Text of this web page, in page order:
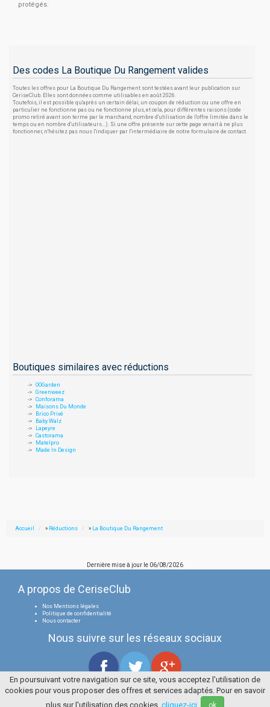
protégés.
Des codes La Boutique Du Rangement valides
Toutes les offres pour La Boutique Du Rangement sont testées avant leur publication sur
CeriseClub. Elles sont données comme utilisables en août 2026.
Toutefois, il est possible qu'après un certain délai, un coupon de réduction ou une offre en
particulier ne fonctionne pas ou ne fonctionne plus, et cela, pour différentes raisons (code
promo retiré avant son terme par le marchand, nombre d'utilisation de l'offre limitée dans le
temps ou en nombre d'utilisateurs...). Si une offre présente sur cette page venait à ne plus
fonctionner, n'hésitez pas nous l'indiquer par l'intermédiaire de notre formulaire de contact.
Boutiques similaires avec réductions
OOGarden
Greenweez
Conforama
Maisons Du Monde
Brico Privé
Baby Walz
Lapeyre
Castorama
Matelpro
Made In Design
Accueil » Réductions » La Boutique Du Rangement
Dernière mise à jour le 06/08/2026
A propos de CeriseClub
Nos Mentions légales
Politique de confidentialité
Nous contacter
Nous suivre sur les réseaux sociaux
Tous droits réservés
La Cerise Bleue 2006 / 2026
En poursuivant votre navigation sur ce site, vous acceptez l'utilisation de
cookies pour vous proposer des offres et services adaptés. Pour en savoir
plus sur l'utilisation des cookies, cliquez-ici ok